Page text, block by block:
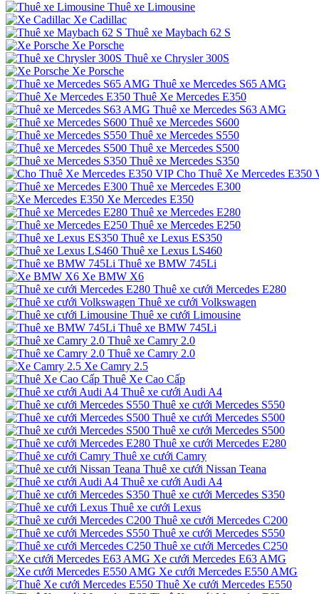
Thuê xe Limousine
Xe Cadillac
Thuê xe Maybach 62 S
Xe Porsche
Thuê xe Chrysler 300S
Xe Porsche
Thuê xe Mercedes S65 AMG
Thuê Xe Mercedes E350
Thuê xe Mercedes S63 AMG
Thuê xe Mercedes S600
Thuê xe Mercedes S550
Thuê xe Mercedes S500
Thuê xe Mercedes S350
Cho Thuê Xe Mercedes E350
Thuê xe Mercedes E300
Xe Mercedes E350
Thuê xe Mercedes E280
Thuê xe Mercedes E250
Thuê xe Lexus ES350
Thuê xe Lexus LS460
Thuê xe BMW 745Li
Xe BMW X6
Thuê xe cưới Mercedes E280
Thuê xe cưới Volkswagen
Thuê xe cưới Limousine
Thuê xe BMW 745Li
Thuê xe Camry 2.0
Thuê xe Camry 2.0
Xe Camry 2.5
Thuê Xe Cao Cấp
Thuê xe cưới Audi A4
Thuê xe cưới Mercedes S550
Thuê xe cưới Mercedes S500
Thuê xe cưới Mercedes S500
Thuê xe cưới Mercedes E280
Thuê xe cưới Camry
Thuê xe cưới Nissan Teana
Thuê xe cưới Audi A4
Thuê xe cưới Mercedes S350
Thuê xe cưới Lexus
Thuê xe cưới Mercedes C200
Thuê xe cưới Mercedes S550
Thuê xe cưới Mercedes C250
Xe cưới Mercedes E63 AMG
Xe cưới Mercedes E550 AMG
Thuê Xe cưới Mercedes E550